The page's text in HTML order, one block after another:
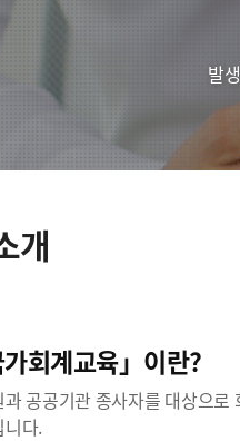
발
개
가회계교육」이란?
공공기관 종사자를 대상으로
다.